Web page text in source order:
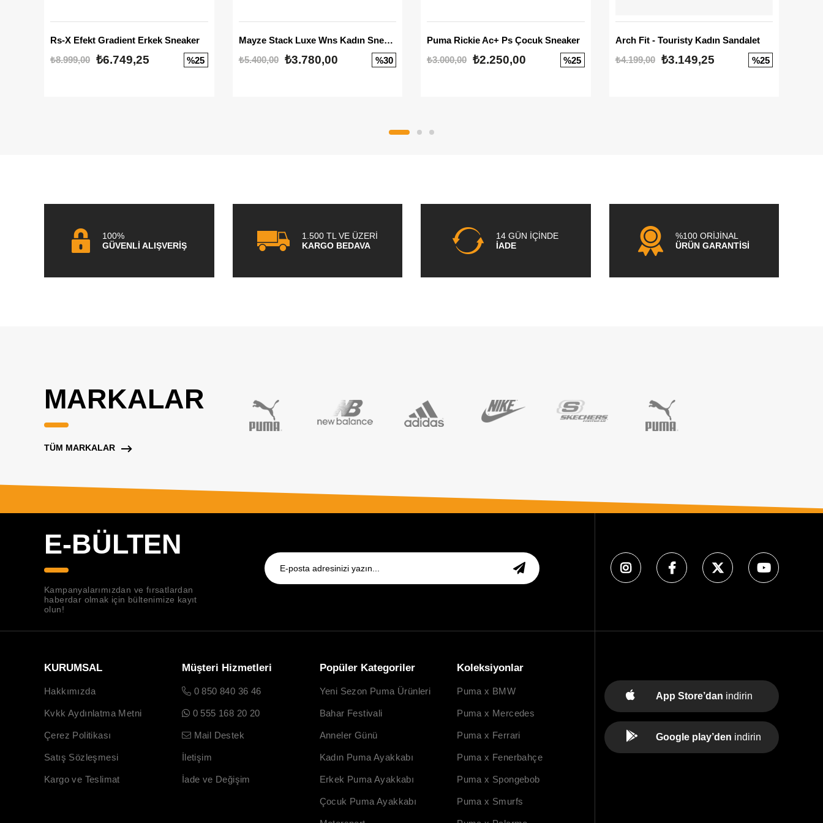
Rs-X Efekt Gradient Erkek Sneaker
₺8.999,00 ₺6.749,25 %25
Mayze Stack Luxe Wns Kadın Sneaker
₺5.400,00
₺3.780,00 %30
Puma Rickie Ac+ Ps Çocuk Sneaker
₺3.000,00 ₺2.250,00 %25
Arch Fit - Touristy Kadın Sandalet
₺4.199,00
₺3.149,25 %25
100%
GÜVENLİ ALIŞVERİŞ
1.500 TL VE ÜZERİ
KARGO BEDAVA
14 GÜN İÇİNDE
İADE
%100 ORİJİNAL
ÜRÜN GARANTİSİ
MARKALAR
TÜM MARKALAR
E-BÜLTEN
Kampanyalarımızdan ve fırsatlardan
haberdar olmak için bültenimize kayıt
olun!
KURUMSAL
Hakkımızda
Kvkk Aydınlatma Metni
Çerez Politikası
Satış Sözleşmesi
Kargo ve Teslimat
Müşteri Hizmetleri
0 850 840 36 46
0 555 168 20 20
Mail Destek
İletişim
İade ve Değişim
Popüler Kategoriler
Yeni Sezon Puma Ürünleri
Bahar Festivali
Anneler Günü
Kadın Puma Ayakkabı
Erkek Puma Ayakkabı
Çocuk Puma Ayakkabı
Koleksiyonlar
Puma x BMW
Puma x Mercedes
Puma x Ferrari
Puma x Fenerbahçe
Puma x Spongebob
Puma x Smurfs
App Store’dan indirin
Google play’den indirin